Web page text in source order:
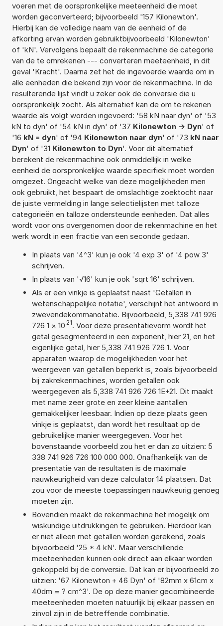
voeren met de oorspronkelijke meeteenheid die moet
worden geconverteerd; bijvoorbeeld '157 Kilonewton'.
Hierbij kan de volledige naam van de eenheid of de
afkorting ervan worden gebruiktbijvoorbeeld 'Kilonewton'
of 'kN'. Vervolgens bepaalt de rekenmachine de categorie
van de te omrekenen --- converteren meeteenheid, in dit
geval 'Kracht'. Daarna zet het de ingevoerde waarde om in
alle eenheden die bekend zijn voor de rekenmachine. In de
resulterende lijst vindt u zeker ook de conversie die u
oorspronkelijk zocht. Als alternatief kan de om te rekenen
waarde als volgt worden ingevoerd: '58 kN naar dyn' of '53
kN to dyn' of '54 kN in dyn' of '37 Kilonewton -> Dyn' of
'16 kN = dyn' of '94 Kilonewton naar dyn' of '73 kN naar
Dyn' of '31 Kilonewton to Dyn'. Voor dit alternatief
berekent de rekenmachine ook onmiddellijk in welke
eenheid de oorspronkelijke waarde specifiek moet worden
omgezet. Ongeacht welke van deze mogelijkheden men
ook gebruikt, het bespaart de omslachtige zoektocht naar
de juiste vermelding in lange selectielijsten met talloze
categorieën en talloze ondersteunde eenheden. Dat alles
wordt voor ons overgenomen door de rekenmachine en het
werk wordt in een fractie van een seconde gedaan.
In plaats van '4^3' kun je ook '4 exp 3' of '4 pow 3'
schrijven.
In plaats van '√16' kun je ook 'sqrt 16' schrijven.
Als er een vinkje is geplaatst naast 'Getallen in
wetenschappelijke notatie', verschijnt het antwoord in
zwevendekommanotatie. Bijvoorbeeld, 5,338 741 926
726 1 × 10 21. Voor deze presentatievorm wordt het
getal gesegmenteerd in een exponent, hier 21, en het
eigenlijke getal, hier 5,338 741 926 726 1. Voor
apparaten waarop de mogelijkheden voor het
weergeven van getallen beperkt is, zoals bijvoorbeeld
bij zakrekenmachines, worden getallen ook
weergegeven als 5,338 741 926 726 1E+21. Dit maakt
met name zeer grote en zeer kleine aantallen
gemakkelijker leesbaar. Indien op deze plaats geen
vinkje is geplaatst, dan wordt het resultaat op de
gebruikelijke manier weergegeven. Voor het
bovenstaande voorbeeld zou het er dan zo uitzien: 5
338 741 926 726 100 000 000. Onafhankelijk van de
presentatie van de resultaten is de maximale
nauwkeurigheid van deze calculator 14 plaatsen. Dat
zou voor de meeste toepassingen nauwkeurig genoeg
moeten zijn.
Bovendien maakt de rekenmachine het mogelijk om
wiskundige uitdrukkingen te gebruiken. Hierdoor kan
er niet alleen met getallen worden gerekend, zoals
bijvoorbeeld '25 * 4 kN'. Maar verschillende
meeteenheden kunnen ook direct aan elkaar worden
gekoppeld bij de conversie. Dat kan er bijvoorbeeld zo
uitzien: '67 Kilonewton + 46 Dyn' of '82mm x 61cm x
40dm = ? cm^3'. De op deze manier gecombineerde
meeteenheden moeten natuurlijk bij elkaar passen en
zinvol zijn in de betreffende combinatie.